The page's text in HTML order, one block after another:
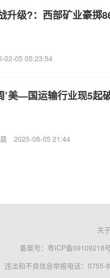
升级?：西部矿业豪掷
02-05 05:23:54
’美—国运输行业现5起
2025-08-05 21:44
关
备案号： 粤ICP备09109218
违法和不良信息举报电话：0755-